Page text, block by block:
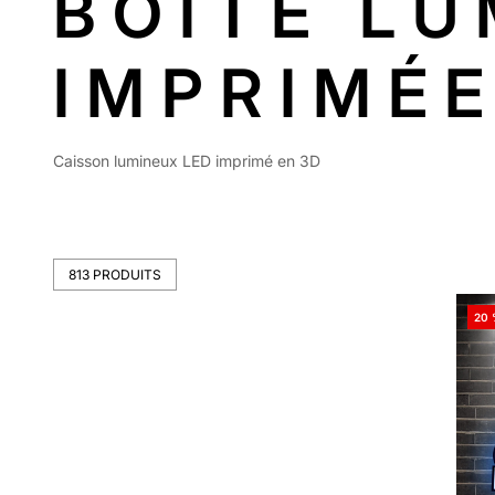
Caisson lumineux LED imprimé en 3D
813 PRODUITS
20
Vous
avez
vu
15
sur
813